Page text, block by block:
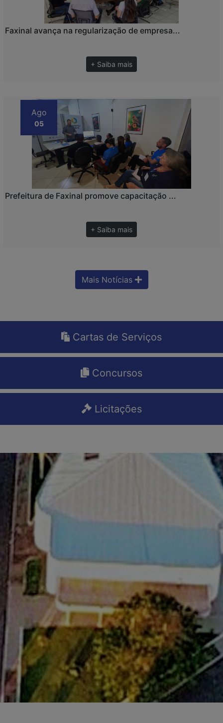
Faxinal avança na regularização de empresa...
+ Saiba mais
Ago
05
Prefeitura de Faxinal promove capacitação ...
+ Saiba mais
Mais Notícias
Cartas de Serviços
Concursos
Licitações